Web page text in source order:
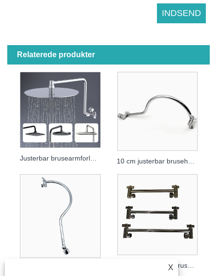
Relaterede produkter
Justerbar brusearmforlænger af massiv messing
X